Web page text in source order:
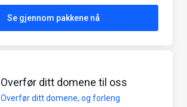
Se gjennom pakkene nå
Overfør ditt domene til oss
Overfør ditt domene, og forleng